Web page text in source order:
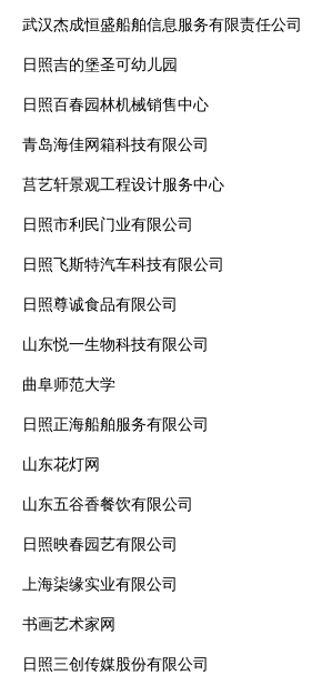
武汉杰成恒盛船舶信息服务有限责任公司
日照吉的堡圣可幼儿园
日照百春园林机械销售中心
青岛海佳网箱科技有限公司
莒艺轩景观工程设计服务中心
日照市利民门业有限公司
日照飞斯特汽车科技有限公司
日照尊诚食品有限公司
山东悦一生物科技有限公司
曲阜师范大学
日照正海船舶服务有限公司
山东花灯网
山东五谷香餐饮有限公司
日照映春园艺有限公司
上海柒缘实业有限公司
书画艺术家网
日照三创传媒股份有限公司